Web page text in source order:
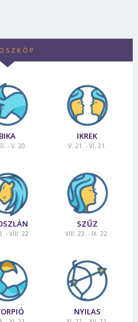
BIKA
- V. 20.
IKREK
V. 21. - VI. 21.
- VIII. 22.
SZŰZ
VIII. 23. - IX. 22.
NYILAS